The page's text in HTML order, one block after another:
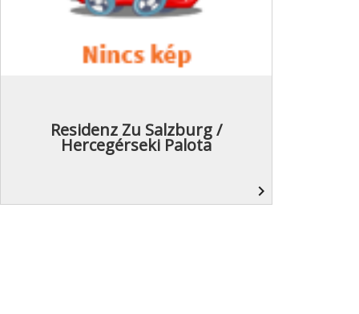
Residenz Zu Salzburg /
Hercegérseki Palota
navigate_next